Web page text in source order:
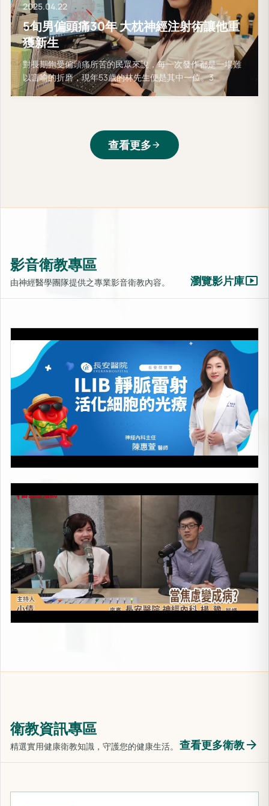
2025.04.22
5旬男偏頭痛30年 大枕神經注射術讓他重
獲新生
對長期飽受偏頭痛所苦的民眾來說，每一次發作都是一場難
以言喻的折磨，現年53歲的林先生便是其中一位。3
查看更多arrow_forward
影音衛教專區
由神經醫學團隊提供之專業影音衛教內容。 瀏覽影片庫smart_display
上架時間：2025-10-31
上架時間：2026-05-08
衛教資訊專區
精選實用健康衛教知識，守護您的健康生活。 查看更多衛教arrow_forward